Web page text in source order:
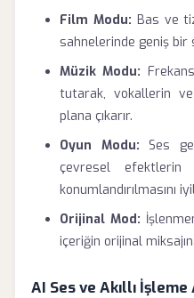
Film Modu: Bas ve
sahnelerinde geniş bir
Müzik Modu:
tutarak, vokallerin
plana çıkarır.
Oyun Modu: Ses
çevresel efektlerin
konumlandırılmasını
Orijinal Mod:
içeriğin orijinal
AI Ses ve Akıllı